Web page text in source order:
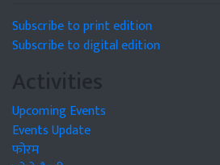
Subscribe to print edition
Subscribe to digital edition
Activities
Upcoming Events
Events Update
फोरम